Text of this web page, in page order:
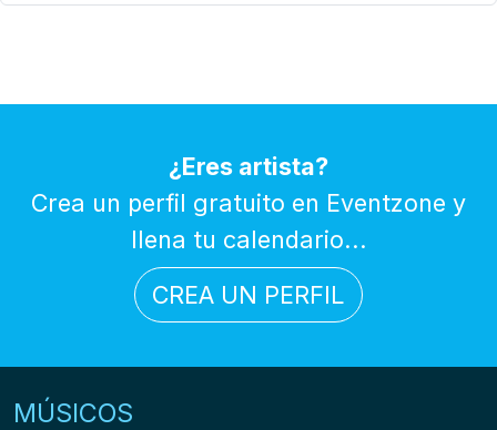
¿Eres artista?
Crea un perfil gratuito en Eventzone y
llena tu calendario...
CREA UN PERFIL
MÚSICOS